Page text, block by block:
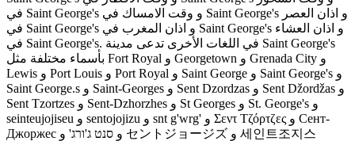
في Saint George's و وقت الامساك في Saint George's و اذان العصر
في Saint George's و اذان المغرب في Saint George's و اذان العشاء
في Saint George's. في اللغات الأخرى تدعى مدينة Saint George's
بأسماء مختلفة مثل Fort Royal و Georgetown و Grenada City و
Lewis و Port Louis و Port Royal و Saint George و Saint George's و
Saint George.s و Saint-Georges و Sent Dzordzas و Sent Džordžas و
Sent Tzortzes و Sent-Dzhorzhes و St Georges و St. George's و
seinteujojiseu و sentojojizu و snt g'wrg' و Σεντ Τζόρτζες و Сент-
Джоржес و סנט ג'ורג' و セントジョージズ و 세인트조지스